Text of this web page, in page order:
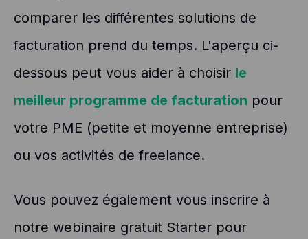
comparer les différentes solutions de
facturation prend du temps. L'aperçu ci-
dessous peut vous aider à choisir le
meilleur programme de facturation pour
votre PME (petite et moyenne entreprise)
ou vos activités de freelance.
Vous pouvez également vous inscrire à
notre webinaire gratuit Starter pour